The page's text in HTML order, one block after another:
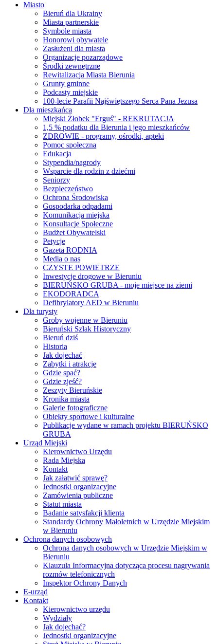
Miasto
Bieruń dla Ukrainy
Miasta partnerskie
Symbole miasta
Honorowi obywatele
Zasłużeni dla miasta
Organizacje pozarządowe
Środki zewnętrzne
Rewitalizacja Miasta Bierunia
Grunty gminne
Podcasty miejskie
100-lecie Parafii Najświętszego Serca Pana Jezusa
Dla mieszkańca
Miejski Żłobek "Erguś" - REKRUTACJA
1,5 % podatku dla Bierunia i jego mieszkańców
ZDROWIE - programy, ośrodki, apteki
Pomoc społeczna
Edukacja
Stypendia/nagrody
Wsparcie dla rodzin z dziećmi
Seniorzy
Bezpieczeństwo
Ochrona Środowiska
Gospodarka odpadami
Komunikacja miejska
Konsultacje Społeczne
Budżet Obywatelski
Petycje
Gazeta RODNIA
Media o nas
CZYSTE POWIETRZE
Inwestycje drogowe w Bieruniu
BIERUŃSKO GRUBA - moje miejsce na ziemi
EKODORADCA
Defibrylatory AED w Bieruniu
Dla turysty
Groby wojenne w Bieruniu
Bieruński Szlak Historyczny
Bieruń dziś
Historia
Jak dojechać
Zabytki i atrakcje
Gdzie spać?
Gdzie zjeść?
Zeszyty Bieruńskie
Kronika miasta
Galerie fotograficzne
Obiekty sportowe i kulturalne
Publikacje wydane w ramach projektu BIERUŃSKO
GRUBA
Urząd Miejski
Kierownictwo Urzędu
Rada Miejska
Kontakt
Jak załatwić sprawę?
Jednostki organizacyjne
Zamówienia publiczne
Statut miasta
Badanie satysfakcji klienta
Standardy Ochrony Małoletnich w Urzędzie Miejskim
w Bieruniu
Ochrona danych osobowych
Ochrona danych osobowych w Urzędzie Miejskim w
Bieruniu
Klauzula Informacyjna dotycząca procesu nagrywania
rozmów telefonicznych
Inspektor Ochrony Danych
E-urząd
Kontakt
Kierownictwo urzędu
Wydziały
Jak dojechać?
Jednostki organizacyjne